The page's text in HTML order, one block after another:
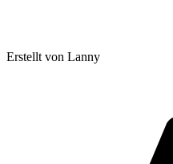
Erstellt von Lanny